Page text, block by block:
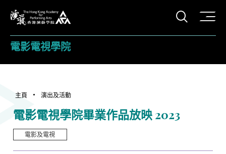
打開
電影電視學院
主頁 演出及活動
電影電視學院畢業作品放映 2023
電影及電視